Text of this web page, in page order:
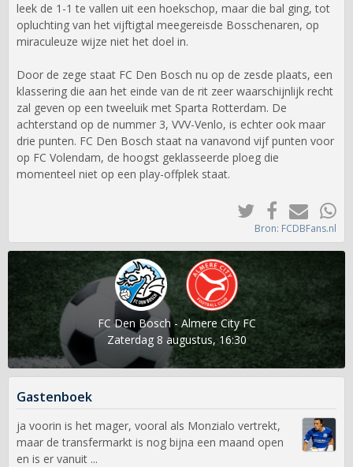
leek de 1-1 te vallen uit een hoekschop, maar die bal ging, tot
opluchting van het vijftigtal meegereisde Bosschenaren, op
miraculeuze wijze niet het doel in.
Door de zege staat FC Den Bosch nu op de zesde plaats, een
klassering die aan het einde van de rit zeer waarschijnlijk recht
zal geven op een tweeluik met Sparta Rotterdam. De
achterstand op de nummer 3, VVV-Venlo, is echter ook maar
drie punten. FC Den Bosch staat na vanavond vijf punten voor
op FC Volendam, de hoogst geklasseerde ploeg die
momenteel niet op een play-offplek staat.
Bron: FCDBFans.nl
FC Den Bosch - Almere City FC
Zaterdag 8 augustus, 16:30
Gastenboek
ja voorin is het mager, vooral als Monzialo vertrekt,
maar de transfermarkt is nog bijna een maand open
en is er vanuit ...